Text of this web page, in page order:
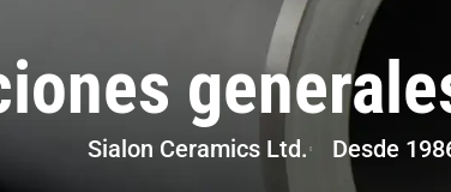
Sialon Ceramics Ltd. Desde